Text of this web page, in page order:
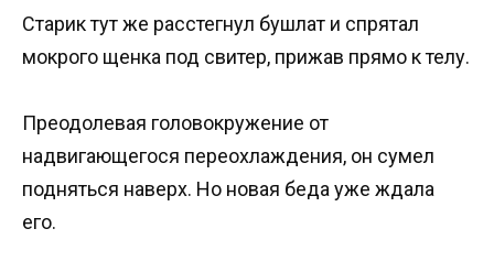
Старик тут же расстегнул бушлат и спрятал
мокрого щенка под свитер, прижав прямо к телу.
Преодолевая головокружение от
надвигающегося переохлаждения, он сумел
подняться наверх. Но новая беда уже ждала
его.